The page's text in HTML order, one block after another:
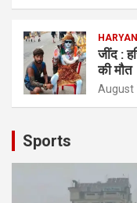
जींद :
की मौत
August
Sports